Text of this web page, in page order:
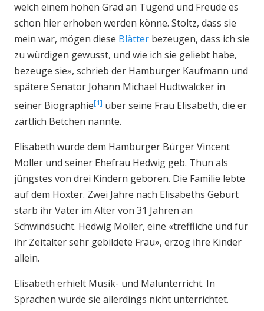
welch einem hohen Grad an Tugend und Freude es
schon hier erhoben werden könne. Stoltz, dass sie
mein war, mögen diese Blätter bezeugen, dass ich sie
zu würdigen gewusst, und wie ich sie geliebt habe,
bezeuge sie», schrieb der Hamburger Kaufmann und
spätere Senator Johann Michael Hudtwalcker in
seiner Biographie 1
über seine Frau Elisabeth, die er
zärtlich Betchen nannte.
Elisabeth wurde dem Hamburger Bürger Vincent
Moller und seiner Ehefrau Hedwig geb. Thun als
jüngstes von drei Kindern geboren. Die Familie lebte
auf dem Höxter. Zwei Jahre nach Elisabeths Geburt
starb ihr Vater im Alter von 31 Jahren an
Schwindsucht. Hedwig Moller, eine «treffliche und für
ihr Zeitalter sehr gebildete Frau», erzog ihre Kinder
allein.
Elisabeth erhielt Musik- und Malunterricht. In
Sprachen wurde sie allerdings nicht unterrichtet.